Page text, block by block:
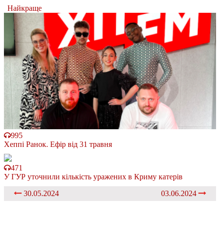
Найкраще
995
Хеппі Ранок. Ефір від 31 травня
471
У ГУР уточнили кількість уражених в Криму катерів
30.05.2024
03.06.2024